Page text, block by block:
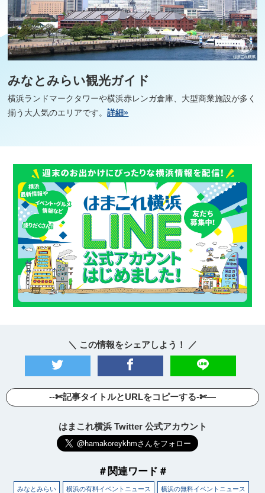
みなとみらい観光ガイド
横浜ランドマークタワーや横浜赤レンガ倉庫、大型商業施設が多く
揃う大人気のエリアです。詳細»
＼ この情報をシェアしよう！ ／
--✄記事タイトルとURLをコピーする-✄—
はまこれ横浜 Twitter 公式アカウント
＃関連ワード＃
みなとみらい 横浜の有料イベントニュース 横浜の無料イベントニュース